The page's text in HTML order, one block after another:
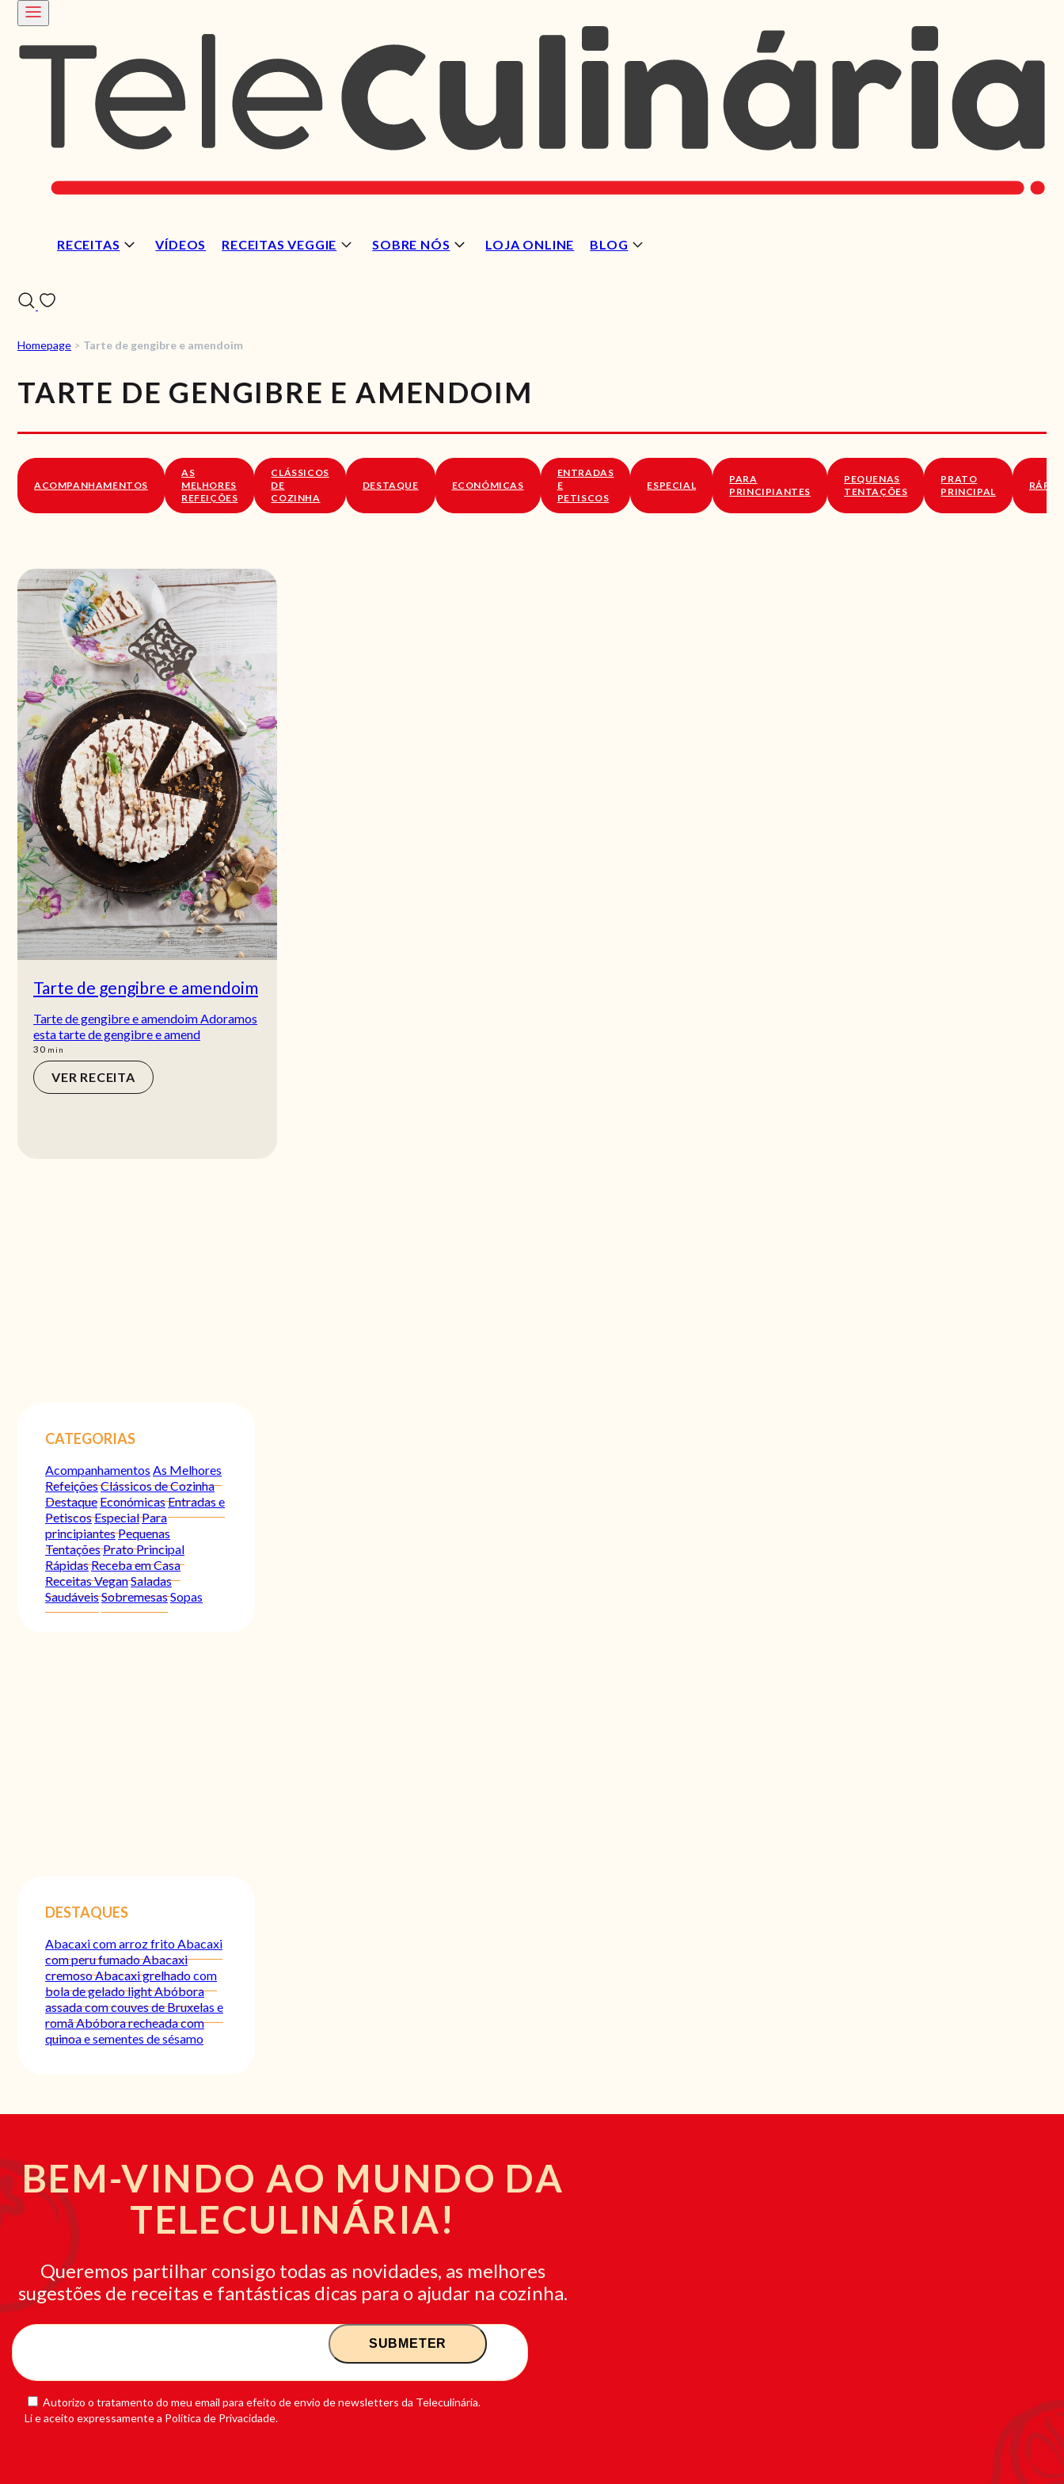
RECEITAS VÍDEOS RECEITAS VEGGIE SOBRE NÓS LOJA ONLINE BLOG
VÍDEOS
SOBRE NÓS
Homepage > Tarte de gengibre e amendoim
TARTE DE GENGIBRE E AMENDOIM
ACOMPANHAMENTOS
AS
MELHORES
REFEIÇÕES
CLÁSSICOS
DE
COZINHA
DESTAQUE ECONÓMICAS
ENTRADAS
E
PETISCOS
ESPECIAL
PARA
PRINCIPIANTES
PEQUENAS
TENTAÇÕES
PRATO
PRINCIPAL
Tarte de gengibre e amendoim
Tarte de gengibre e amendoim Adoramos
esta tarte de gengibre e amend
30min
min
VER RECEITA
CATEGORIAS
Acompanhamentos As Melhores
RefeiçõesClássicos de Cozinha
Destaque EconómicasEntradas e
PetiscosEspecialPara
principiantesPequenas
TentaçõesPrato Principal
RápidasReceba em Casa
Receitas VeganSaladas
SaudáveisSobremesasSopas
DESTAQUES
Abacaxi com arroz fritoAbacaxi
com peru fumadoAbacaxi
cremosoAbacaxi grelhado com
bola de gelado lightAbóbora
assada com couves de Bruxelas e
romãAbóbora recheada com
quinoa e sementes de sésamo
BEM-VINDO AO MUNDO DA
TELECULINÁRIA!
Queremos partilhar consigo todas as novidades, as melhores
sugestões de receitas e fantásticas dicas para o ajudar na cozinha.
Autorizo o tratamento do meu email para efeito de envio de newsletters da Teleculinária.
Li e aceito expressamente a Política de Privacidade.